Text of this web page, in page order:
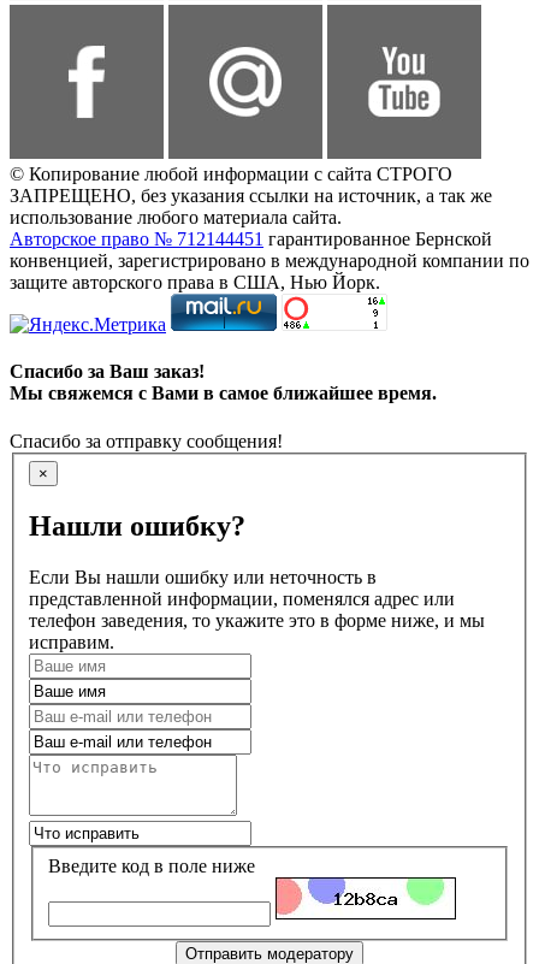
© Копирование любой информации с сайта СТРОГО
ЗАПРЕЩЕНО, без указания ссылки на источник, а так же
использование любого материала сайта.
Авторское право № 712144451 гарантированное Бернской
конвенцией, зарегистрировано в международной компании по
защите авторского права в США, Нью Йорк.
Спасибо за Ваш заказ!
Мы свяжемся с Вами в самое ближайшее время.
Спасибо за отправку сообщения!
×
Нашли ошибку?
Если Вы нашли ошибку или неточность в
представленной информации, поменялся адрес или
телефон заведения, то укажите это в форме ниже, и мы
исправим.
Введите код в поле ниже
Отправить модератору